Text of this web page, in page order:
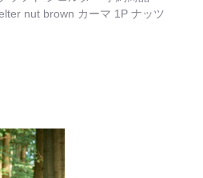
nut brown カーマ 1P ナッツ